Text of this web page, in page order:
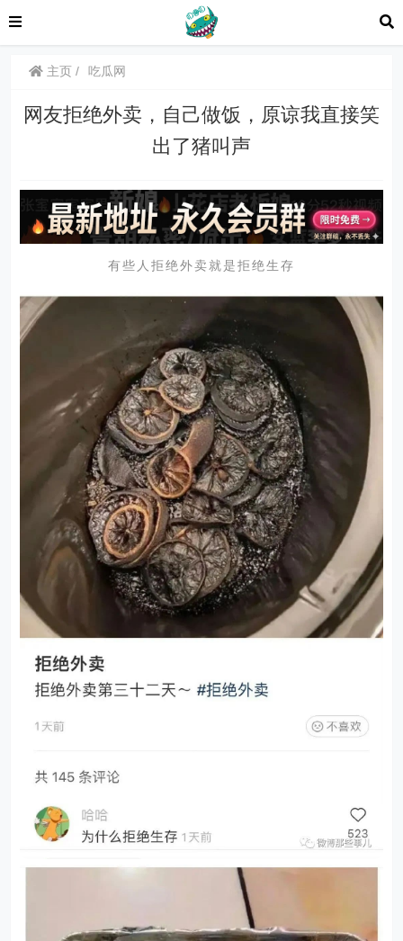
主页 吃瓜网
网友拒绝外卖，自己做饭，原谅我直接笑
出了猪叫声
有些人拒绝外卖就是拒绝生存